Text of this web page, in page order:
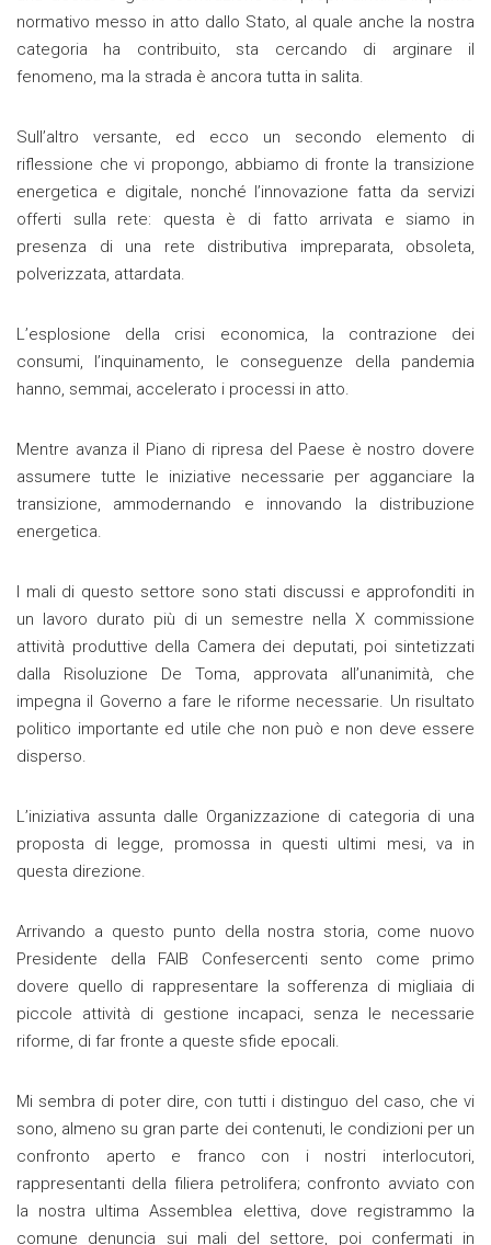
normativo messo in atto dallo Stato, al quale anche la nostra
categoria ha contribuito, sta cercando di arginare il
fenomeno, ma la strada è ancora tutta in salita.
Sull’altro versante, ed ecco un secondo elemento di
riflessione che vi propongo, abbiamo di fronte la transizione
energetica e digitale, nonché l’innovazione fatta da servizi
offerti sulla rete: questa è di fatto arrivata e siamo in
presenza di una rete distributiva impreparata, obsoleta,
polverizzata, attardata.
L’esplosione della crisi economica, la contrazione dei
consumi, l’inquinamento, le conseguenze della pandemia
hanno, semmai, accelerato i processi in atto.
Mentre avanza il Piano di ripresa del Paese è nostro dovere
assumere tutte le iniziative necessarie per agganciare la
transizione, ammodernando e innovando la distribuzione
energetica.
I mali di questo settore sono stati discussi e approfonditi in
un lavoro durato più di un semestre nella X commissione
attività produttive della Camera dei deputati, poi sintetizzati
dalla Risoluzione De Toma, approvata all’unanimità, che
impegna il Governo a fare le riforme necessarie. Un risultato
politico importante ed utile che non può e non deve essere
disperso.
L’iniziativa assunta dalle Organizzazione di categoria di una
proposta di legge, promossa in questi ultimi mesi, va in
questa direzione.
Arrivando a questo punto della nostra storia, come nuovo
Presidente della FAIB Confesercenti sento come primo
dovere quello di rappresentare la sofferenza di migliaia di
piccole attività di gestione incapaci, senza le necessarie
riforme, di far fronte a queste sfide epocali.
Mi sembra di poter dire, con tutti i distinguo del caso, che vi
sono, almeno su gran parte dei contenuti, le condizioni per un
confronto aperto e franco con i nostri interlocutori,
rappresentanti della filiera petrolifera; confronto avviato con
la nostra ultima Assemblea elettiva, dove registrammo la
comune denuncia sui mali del settore, poi confermati in